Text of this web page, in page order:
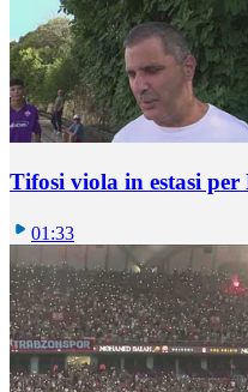
Tifosi viola in estasi
01:33